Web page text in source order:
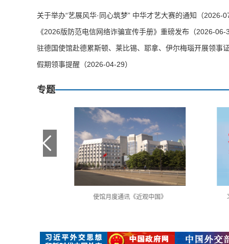
关于举办“艺展风华·同心筑梦” 中华才艺大赛的通知（2026-
《2026版防范电信网络诈骗宣传手册》重磅发布（2026-06-
驻德国使馆赴德累斯顿、莱比锡、耶拿、伊尔梅瑙开展领事
假期领事提醒（2026-04-29）
专题
使馆月度通讯《近观中国》